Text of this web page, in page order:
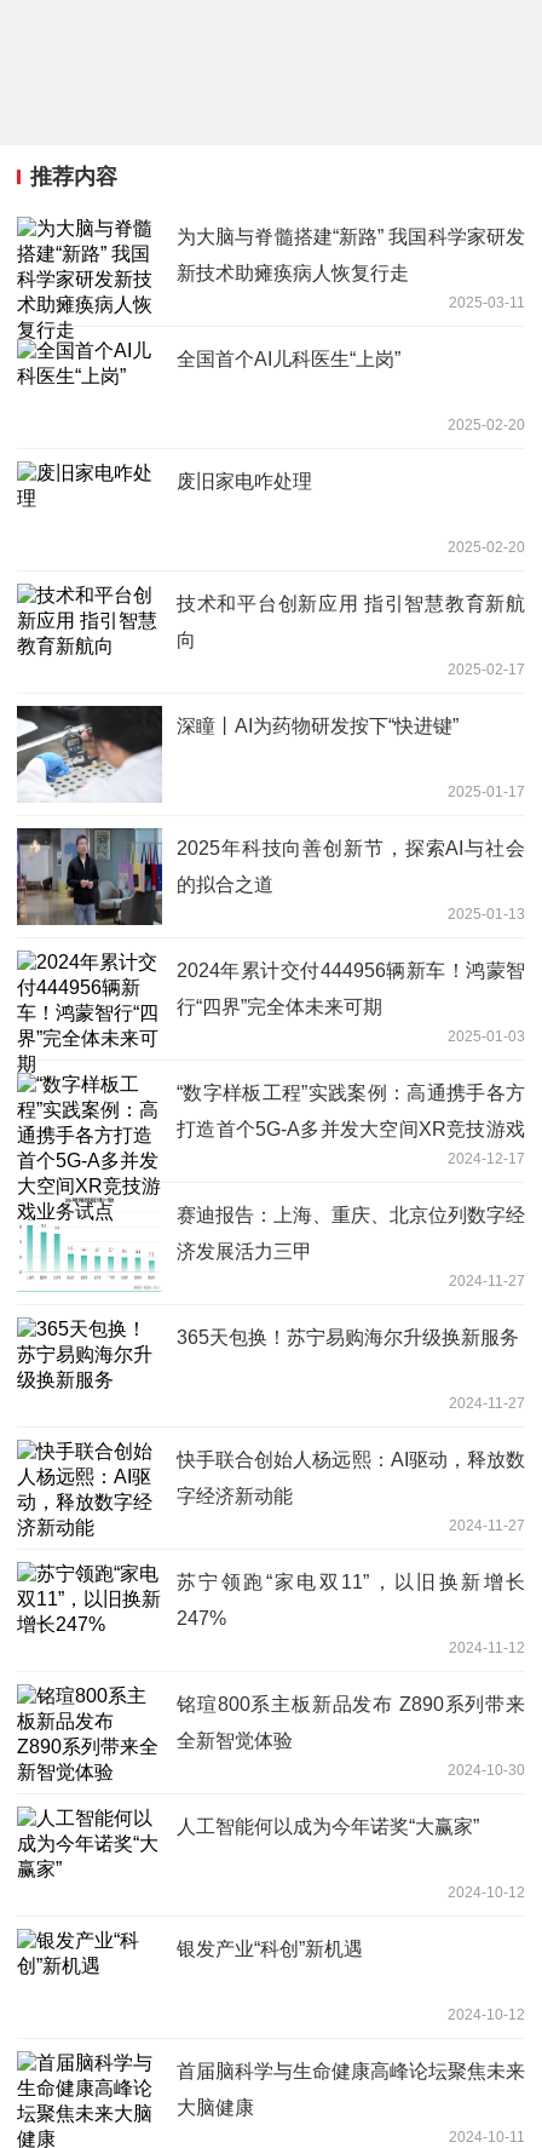
推荐内容
为大脑与脊髓搭建“新路” 我国科学家研发
新技术助瘫痪病人恢复行走
2025-03-11
全国首个AI儿科医生“上岗”
2025-02-20
废旧家电咋处理
2025-02-20
技术和平台创新应用 指引智慧教育新航
向
2025-02-17
深瞳丨AI为药物研发按下“快进键”
2025-01-17
2025年科技向善创新节，探索AI与社会
的拟合之道
2025-01-13
2024年累计交付444956辆新车！鸿蒙智
行“四界”完全体未来可期
2025-01-03
“数字样板工程”实践案例：高通携手各方
打造首个5G-A多并发大空间XR竞技游戏
2024-12-17
赛迪报告：上海、重庆、北京位列数字经
济发展活力三甲
2024-11-27
365天包换！苏宁易购海尔升级换新服务
2024-11-27
快手联合创始人杨远熙：AI驱动，释放数
字经济新动能
2024-11-27
苏宁领跑“家电双11”，以旧换新增长
247%
2024-11-12
铭瑄800系主板新品发布 Z890系列带来
全新智觉体验
2024-10-30
人工智能何以成为今年诺奖“大赢家”
2024-10-12
银发产业“科创”新机遇
2024-10-12
首届脑科学与生命健康高峰论坛聚焦未来
大脑健康
2024-10-11